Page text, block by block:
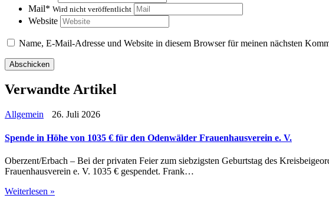
Mail* Wird nicht veröffentlicht
Website
Name, E-Mail-Adresse und Website in diesem Browser für meinen nächsten
Verwandte Artikel
Allgemein 26. Juli 2026
Spende in Höhe von 1035 € für den Odenwälder Frauenhausverein e. V.
Oberzent/Erbach – Bei der privaten Feier zum siebzigsten Geburtstag des
Frauenhausverein e. V. 1035 € gespendet. Frank…
Weiterlesen »